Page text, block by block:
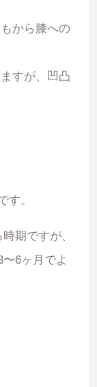
から膝への
すが、凹凸
す。
期ですが、
6ヶ月でよ